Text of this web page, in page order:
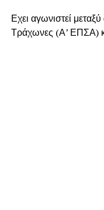
Εχει αγωνιστεί
Τράχωνες (Α’ ΕΠΣΑ)